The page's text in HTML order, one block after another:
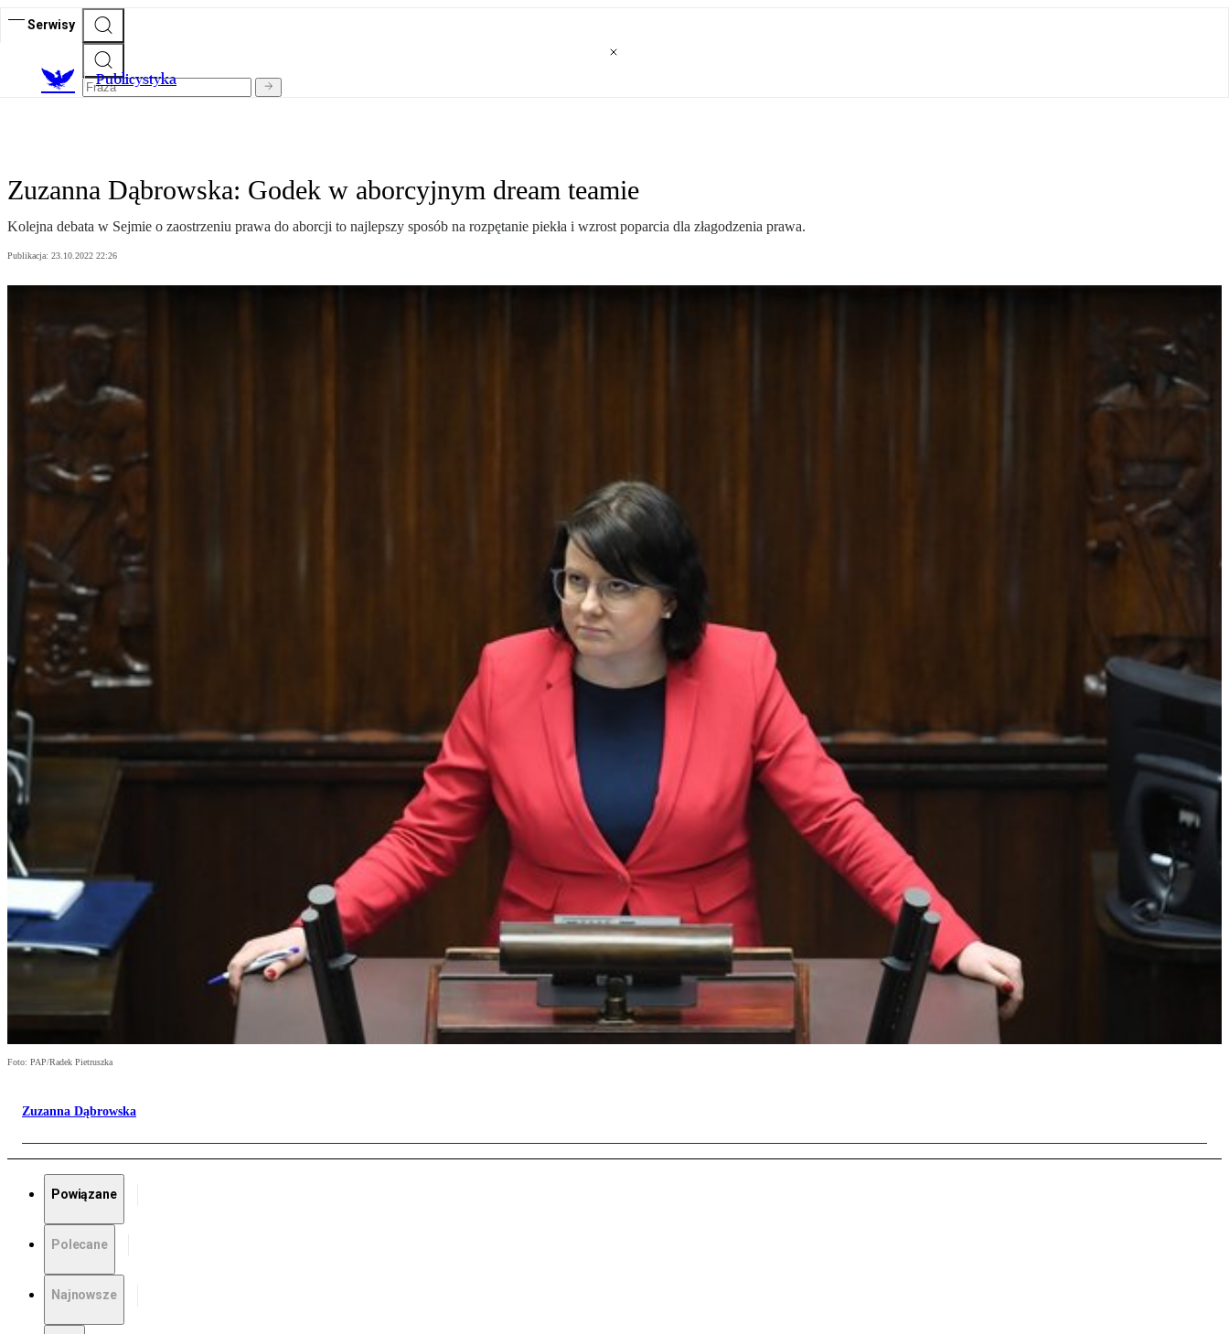
Serwisy
Publicystyka
Zuzanna Dąbrowska: Godek w aborcyjnym dream teamie
Kolejna debata w Sejmie o zaostrzeniu prawa do aborcji to najlepszy sposób na rozpętanie piekła i wzrost poparcia dla złagodzenia prawa.
Publikacja: 23.10.2022 22:26
Foto: PAP/Radek Pietruszka
Zuzanna Dąbrowska
Powiązane
Polecane
Najnowsze